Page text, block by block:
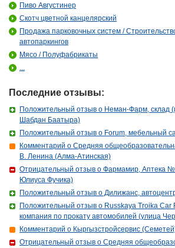
Пиво Августинер
Скотч цветной канцелярский
Продажа парковочных систем /
автопаркингов
Мясо / Полуфабрикаты
...
Последние отзывы:
Положительный отзыв о Неман-Фарм, склад
Шабдан Баатыра)
Положительный отзыв о Forum, мебельный
Комментарий о Средняя
В. Ленина (Алма-Атинская)
Отрицательный отзыв о Фармамир, Аптека
Юлиуса Фучика)
Положительный отзыв о Дилижанс,
Положительный отзыв о Russkaya Troika Car
компания по прокату автомобилей (улица
Комментарий о Кыргызстройсервис
Отрицательный отзыв о Средняя